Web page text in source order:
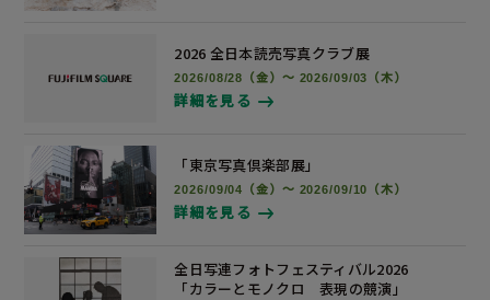
2026 全日本読売写真クラブ展
2026/08/28（金）～ 2026/09/03（木）
詳細を見る
「東京写真倶楽部展」
2026/09/04（金）～ 2026/09/10（木）
詳細を見る
全日写連フォトフェスティバル2026
「カラーとモノクロ 表現の競演」